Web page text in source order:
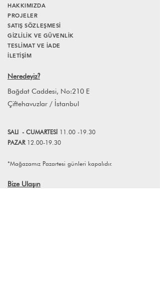
ve boyutlar için lütfen iletişime geçiniz.
ama kalıcı bir etki yarattığına
inanıyoruz.
renkleri dengeli geometrik formlarla bir
araya getirerek mekânlara eşlik eden
tasarım objeleri üretir. Her obje, estetik
olduğu kadar duyusal bir deneyim de
Koleksiyondaki tüm objeler, yerel
zanaatkârlar tarafından özenle ve elde
üretilir. Bu üretim süreci, her parçayı
sürecinin doğal bir parçasıdır.
HAKKIMIZDA
PROJELER
SATIŞ SÖZLEŞMESİ
GİZLİLİK VE GÜVENLİK
TESLİMAT VE İADE
İLETİŞİM
Neredeyiz?
Bağdat Caddesi, No:210 E
Çiftehavuzlar / İstanbul
SALI - CUMARTESİ 11.00 -19.30
PAZAR 12.00-19.30
*Mağazamız Pazartesi günleri kapalıdır.
Bize Ulaşın